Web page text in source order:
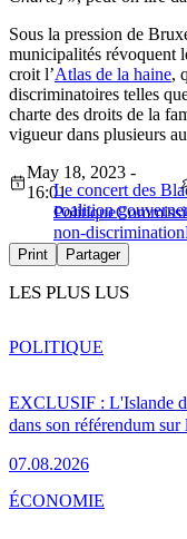
Sous la pression de
municipalités révoquent
croit l’Atlas de la haine,
discriminatoires telles
charte des droits de la
vigueur dans plusieurs
Le concert des
coalition
May 18, 2023 -
16:01
Politique
non-discrimination
Print Partager
LES PLUS LUS
EXCLUSIF : L'Islande
dans son référendum sur
07.08.2026
POLITIQUE
ÉCONOMIE